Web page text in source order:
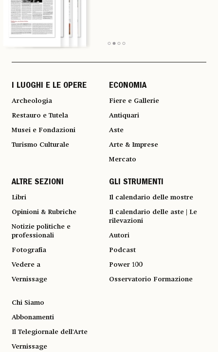
I LUOGHI E LE OPERE
Archeologia
Restauro e Tutela
Musei e Fondazioni
Turismo Culturale
ECONOMIA
Fiere e Gallerie
Antiquari
Aste
Arte & Imprese
Mercato
ALTRE SEZIONI
Libri
Opinioni & Rubriche
Notizie politiche e
professionali
Fotografia
Vedere a
Vernissage
GLI STRUMENTI
Il calendario delle mostre
Il calendario delle aste | Le
rilevazioni
Autori
Podcast
Power 100
Osservatorio Formazione
Chi Siamo
Abbonamenti
Il Telegiornale dell'Arte
Vernissage